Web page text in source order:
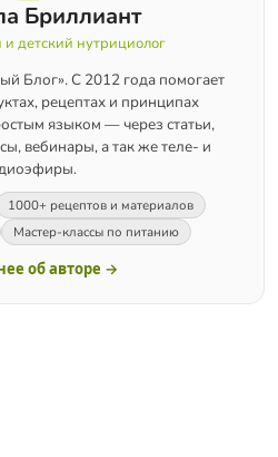
Бриллиант
детский нутрициолог
Блог». С 2012 года помогает
рецептах и принципах
языком — через статьи,
вебинары, а так же теле- и
1000+ рецептов и материалов
Мастер-классы по питанию
об авторе →